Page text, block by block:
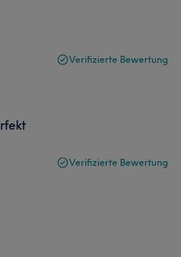
Verifizierte Bewertung
Verifizierte Bewertung